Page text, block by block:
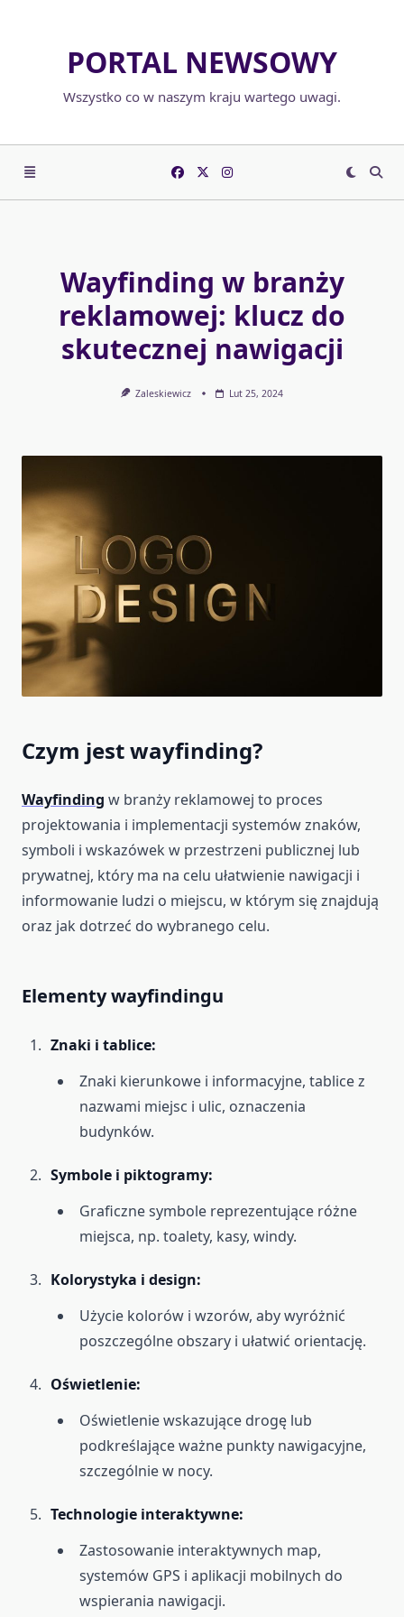
PORTAL NEWSOWY
Wszystko co w naszym kraju wartego uwagi.
Wayfinding w branży
reklamowej: klucz do
skutecznej nawigacji
Zaleskiewicz Lut 25, 2024
Czym jest wayfinding?
Wayfinding w branży reklamowej to proces
projektowania i implementacji systemów znaków,
symboli i wskazówek w przestrzeni publicznej lub
prywatnej, który ma na celu ułatwienie nawigacji i
informowanie ludzi o miejscu, w którym się znajdują
oraz jak dotrzeć do wybranego celu.
Elementy wayfindingu
Znaki i tablice:
Znaki kierunkowe i informacyjne, tablice z
nazwami miejsc i ulic, oznaczenia
budynków.
Symbole i piktogramy:
Graficzne symbole reprezentujące różne
miejsca, np. toalety, kasy, windy.
Kolorystyka i design:
Użycie kolorów i wzorów, aby wyróżnić
poszczególne obszary i ułatwić orientację.
Oświetlenie:
Oświetlenie wskazujące drogę lub
podkreślające ważne punkty nawigacyjne,
szczególnie w nocy.
Technologie interaktywne:
Zastosowanie interaktywnych map,
systemów GPS i aplikacji mobilnych do
wspierania nawigacji.